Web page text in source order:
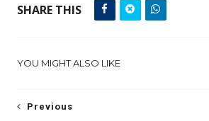
SHARE THIS
YOU MIGHT ALSO LIKE
Previous